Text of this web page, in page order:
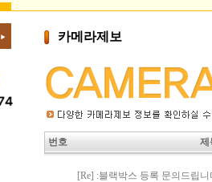
카메라제보
번호 제
[Re] :블랙박스 등록 문의드립니